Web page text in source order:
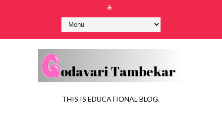
THIS IS EDUCATIONAL BLOG.